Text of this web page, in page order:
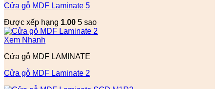
Cửa gỗ MDF Laminate 5
Được xếp hạng 1.00 5 sao
Xem Nhanh
Cửa gỗ MDF LAMINATE
Cửa gỗ MDF Laminate 2